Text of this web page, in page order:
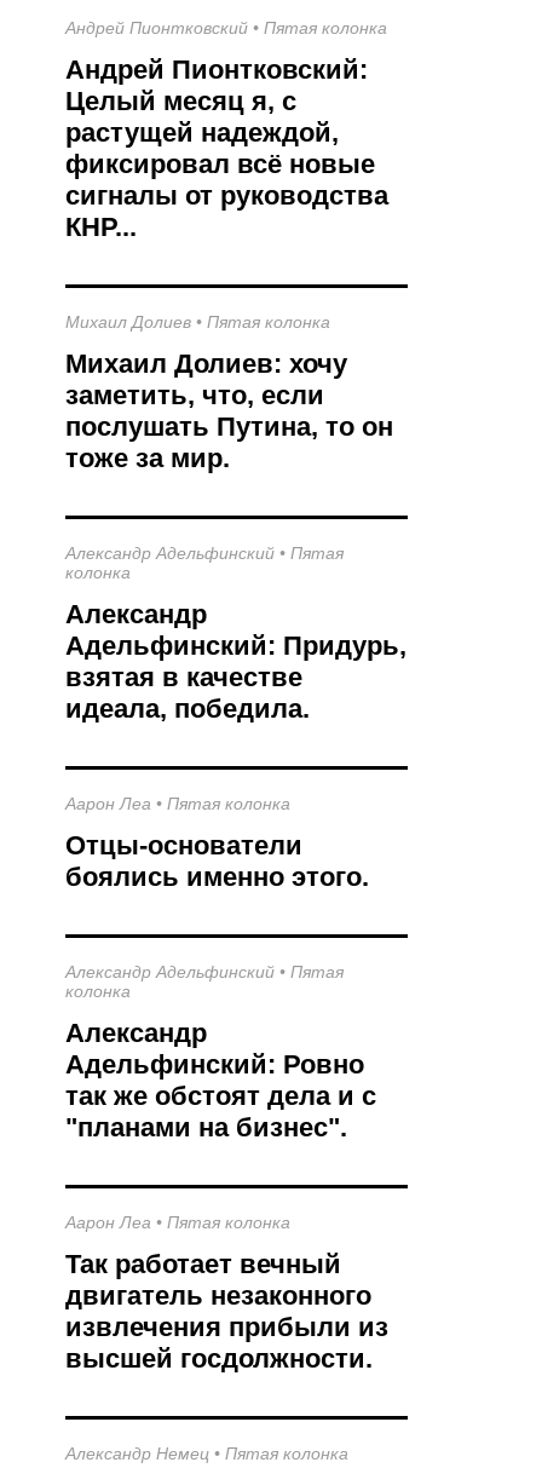
Андрей Пионтковский • Пятая колонка
Андрей Пионтковский:
Целый месяц я, с
растущей надеждой,
фиксировал всё новые
сигналы от руководства
КНР...
Михаил Долиев • Пятая колонка
Михаил Долиев: хочу
заметить, что, если
послушать Путина, то он
тоже за мир.
Александр Адельфинский • Пятая
колонка
Александр
Адельфинский: Придурь,
взятая в качестве
идеала, победила.
Аарон Леа • Пятая колонка
Отцы-основатели
боялись именно этого.
Александр Адельфинский • Пятая
колонка
Александр
Адельфинский: Ровно
так же обстоят дела и с
"планами на бизнес".
Аарон Леа • Пятая колонка
Так работает вечный
двигатель незаконного
извлечения прибыли из
высшей госдолжности.
Александр Немец • Пятая колонка